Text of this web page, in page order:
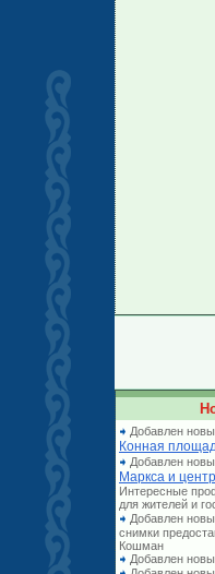
Добавлен
Конная
Добавлен
Маркса и
Интересные
для жителей и
Добавлен
снимки
Кошман
Добавлен